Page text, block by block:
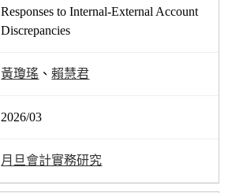
Responses to Internal-External Account
Discrepancies
黃瓊瑤 、賴慧君
2026/03
月旦會計實務研究